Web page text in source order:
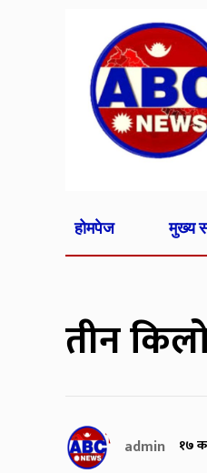
होमपेज मुख्य
तीन
admin १७